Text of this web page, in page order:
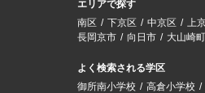
エリアで探す
南区
下京区 中京区 上
長岡京市
向日市 大山崎町
よく検索される学区
御所南小学校
高倉小学校